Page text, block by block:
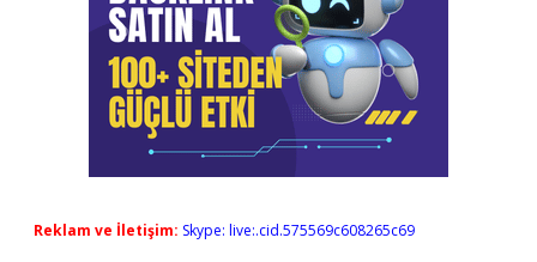
Reklam ve İletişim: Skype: live:.cid.575569c608265c69